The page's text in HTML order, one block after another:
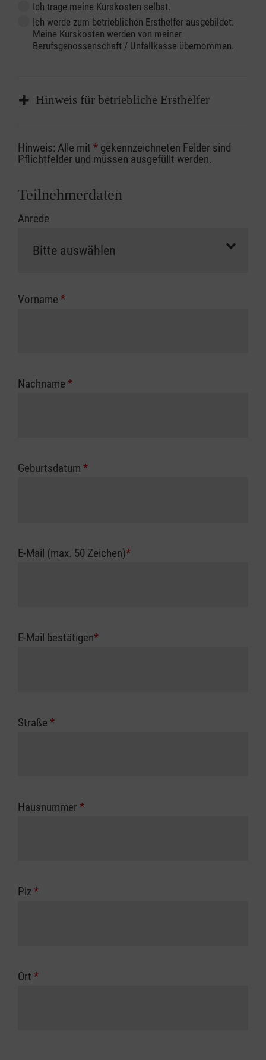
Ich trage meine Kurskosten selbst.
Ich werde zum betrieblichen Ersthelfer ausgebildet.
Meine Kurskosten werden von meiner
Berufsgenossenschaft / Unfallkasse übernommen.
Hinweis für betriebliche Ersthelfer
Sofern Sie ein Kostenübernahmeverfahren
Ihrer Berufsgenossenschaft / Unfallkasse
Abrechnungsunterlagen spätestens zu
erfolgt eine Abrechnung der vollen Kursgebühr
Die notwendigen Formulare für die
zuständigen Berufsgenossenschaft oder
Hinweis: Alle mit * gekennzeichneten Felder sind
Pflichtfelder und müssen ausgefüllt werden.
Teilnehmerdaten
Anrede
Vorname *
Nachname *
Geburtsdatum *
E-Mail (max. 50 Zeichen)*
E-Mail bestätigen*
Straße *
Hausnummer *
Plz*
Ort *